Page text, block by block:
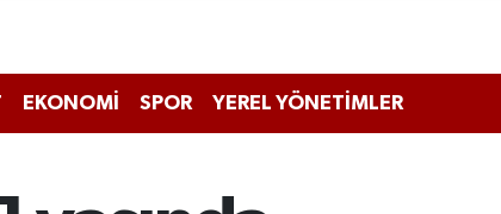
EKONOMİ SPOR YEREL YÖNETİMLER